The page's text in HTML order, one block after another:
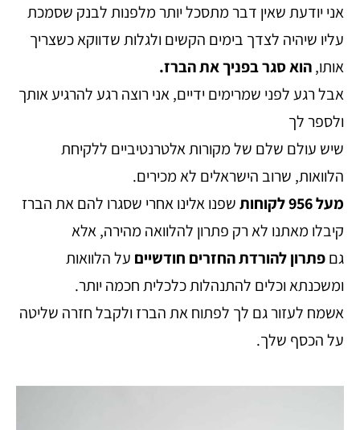
אני יודעת שאין דבר מתסכל יותר מלפנות לבנק שסמכת
עליו שיהיה לצדך בימים הקשים ולגלות שדווקא כשצריך
אותו,הוא סגר בפניך את הברז.
אבל רגע לפני שמרימים ידיים, אני רוצה רגע להרגיע אותך
ולספר לך
שיש עולם שלם של מקורות אלטרנטיביים ללקיחת
הלוואות, שרוב הישראלים לא מכירים.
מעל 956 לקוחות
שפנו אלינו אחרי שסגרו להם את הברז
קיבלו מאתנו לא רק פתרון להלוואה מהירה, אלא
גםפתרון להורדת החזרים חודשיים על הלוואות
ומשכנתא וכלים להתנהלות כלכלית חכמה יותר.
אשמח לעזור גם לך לפתוח את הברז ולקבל חזרה שליטה
על הכסף שלך.